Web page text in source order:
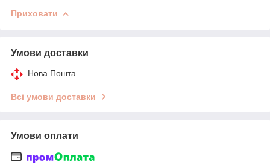
Приховати
Умови доставки
Нова Пошта
Всі умови доставки
Умови оплати